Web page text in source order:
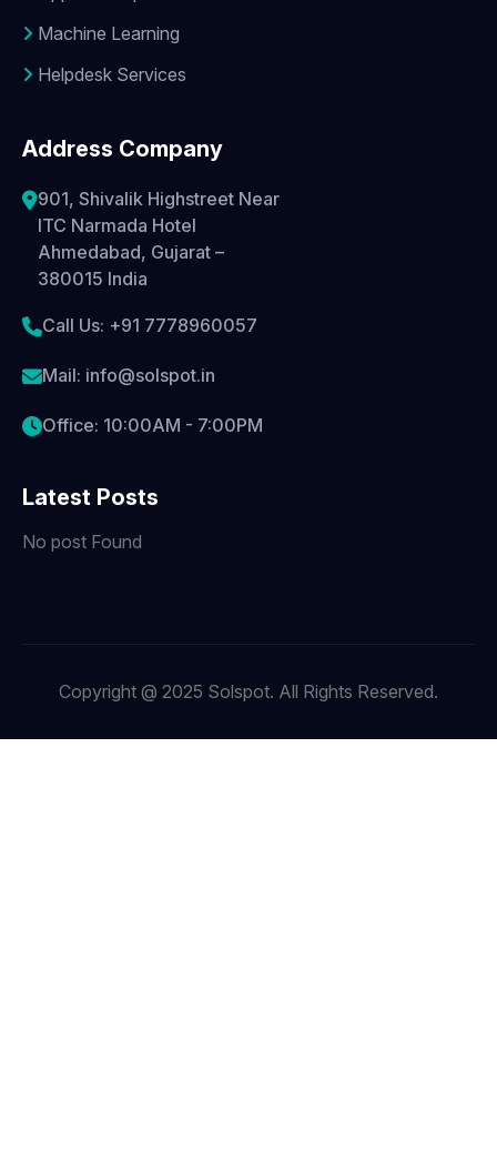
Machine Learning
Helpdesk Services
Address Company
901, Shivalik Highstreet Near
ITC Narmada Hotel
Ahmedabad, Gujarat –
380015 India
Call Us: +91 7778960057
Mail: info@solspot.in
Office: 10:00AM - 7:00PM
Latest Posts
No post Found
Copyright @ 2025 Solspot. All Rights Reserved.